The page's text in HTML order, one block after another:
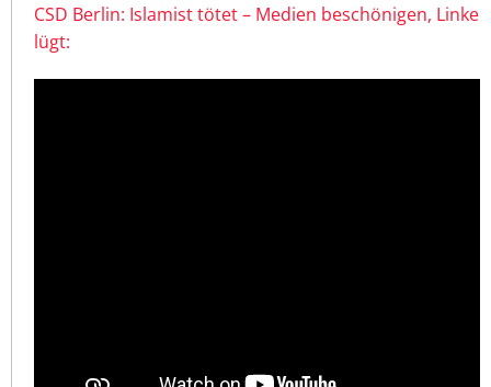
CSD Berlin: Islamist tötet – Medien beschönigen, Linke
lügt: